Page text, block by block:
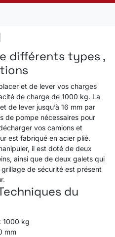
différents types ,
et de lever vos charges
de charge de 1000 kg. La
de lever jusqu’à 16 mm par
de pompe nécessaires pour
vos camions et
est fabriqué en acier plié.
il est doté de deux
ainsi que de deux galets qui
de sécurité est présent
du
1000 kg
mm